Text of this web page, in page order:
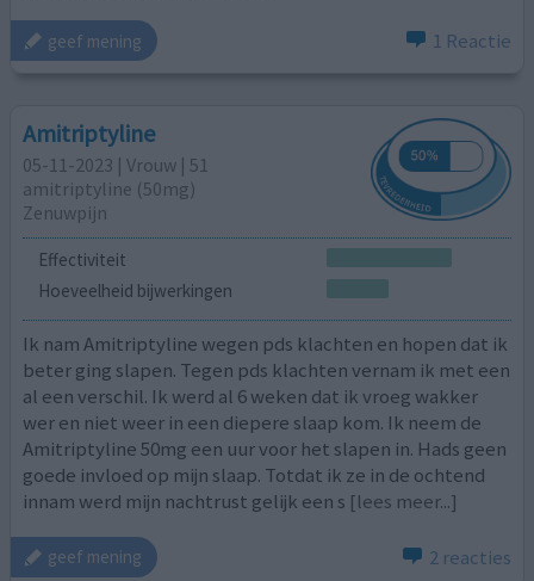
geef mening 1 Reactie
Amitriptyline
05-11-2023 | Vrouw | 51
amitriptyline (50mg)
Zenuwpijn
Effectiviteit
Hoeveelheid bijwerkingen
Ik nam Amitriptyline wegen pds klachten en hopen dat ik
beter ging slapen. Tegen pds klachten vernam ik met een
al een verschil. Ik werd al 6 weken dat ik vroeg wakker
wer en niet weer in een diepere slaap kom. Ik neem de
Amitriptyline 50mg een uur voor het slapen in. Hads geen
goede invloed op mijn slaap. Totdat ik ze in de ochtend
innam werd mijn nachtrust gelijk een s [lees meer...]
geef mening 2 reacties